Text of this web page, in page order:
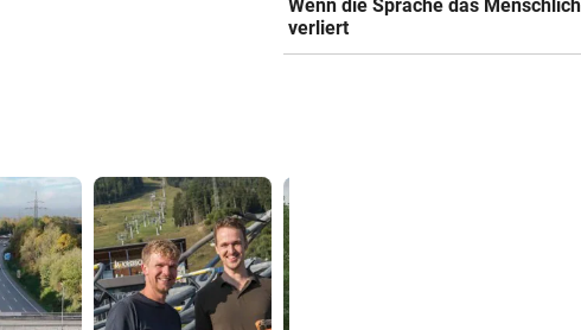
2. LIGA
Wacker fordert den großen
Wenn die Sprache das
verliert